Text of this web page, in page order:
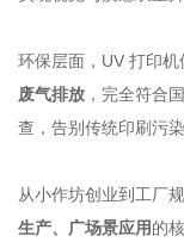
环保层面，UV 打印机
废气排放 ，完全符合
查，告别传统印刷污
从小作坊创业到工厂
生产、广场景应用的